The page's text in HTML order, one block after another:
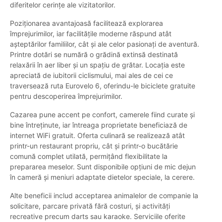
diferitelor cerințe ale vizitatorilor.
Poziționarea avantajoasă facilitează explorarea
împrejurimilor, iar facilitățile moderne răspund atât
așteptărilor familiilor, cât și ale celor pasionați de aventură.
Printre dotări se numără o grădină extinsă destinată
relaxării în aer liber și un spațiu de grătar. Locația este
apreciată de iubitorii ciclismului, mai ales de cei ce
traversează ruta Eurovelo 6, oferindu-le biciclete gratuite
pentru descoperirea împrejurimilor.
Cazarea pune accent pe confort, camerele fiind curate și
bine întreținute, iar întreaga proprietate beneficiază de
internet WiFi gratuit. Oferta culinară se realizează atât
printr-un restaurant propriu, cât și printr-o bucătărie
comună complet utilată, permițând flexibilitate la
prepararea meselor. Sunt disponibile opțiuni de mic dejun
în cameră și meniuri adaptate dietelor speciale, la cerere.
Alte beneficii includ acceptarea animalelor de companie la
solicitare, parcare privată fără costuri, și activități
recreative precum darts sau karaoke. Serviciile oferite